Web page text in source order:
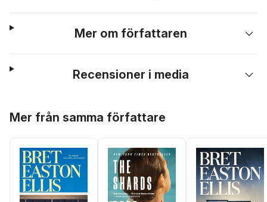
Mer om författaren
Recensioner i media
Mer från samma författare